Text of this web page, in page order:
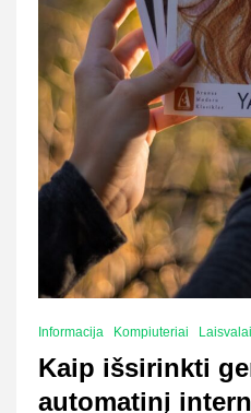
Informacija Kompiuteriai
Kaip išsirinkti
automatinį